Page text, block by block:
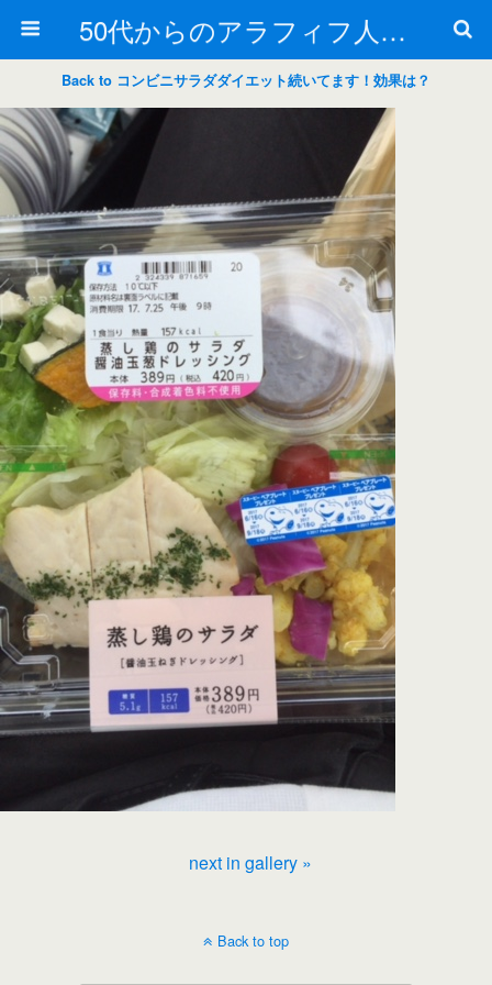
50代からのアラフィフ人生の楽しみ方
Back to コンビニサラダダイエット続いてます！効果は？
next in gallery »
Back to top